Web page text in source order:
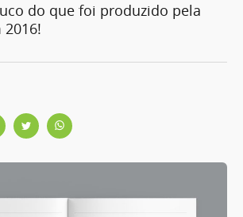
do que foi produzido pela
2016!